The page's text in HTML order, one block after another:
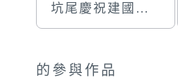
坑尾慶祝建國兩
週年的國慶牌樓
的參與作品